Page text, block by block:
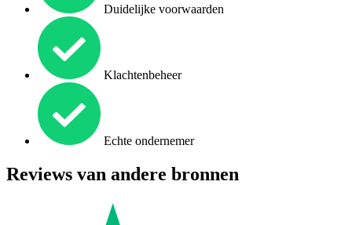
Duidelijke voorwaarden
Klachtenbeheer
Echte ondernemer
Reviews van andere bronnen